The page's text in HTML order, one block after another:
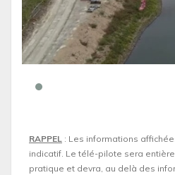
RAPPEL : Les informations
indicatif. Le télé-pilote sera
pratique et devra, au delà des